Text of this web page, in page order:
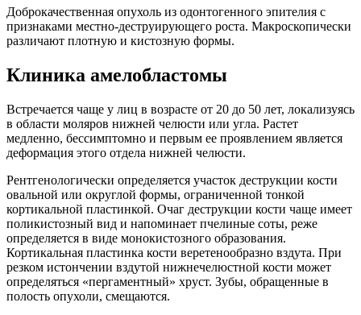
Доброкачественная опухоль из одонтогенного эпителия с
признаками местно-деструирующего роста. Макроскопически
различают плотную и кистозную формы.
Клиника амелобластомы
Встречается чаще у лиц в возрасте от 20 до 50 лет, локализуясь
в области моляров нижней челюсти или угла. Растет
медленно, бессимптомно и первым ее проявлением является
деформация этого отдела нижней челюсти.
Рентгенологически определяется участок деструкции кости
овальной или округлой формы, ограниченной тонкой
кортикальной пластинкой. Очаг деструкции кости чаще имеет
поликистозный вид и напоминает пчелиные соты, реже
определяется в виде монокистозного образования.
Кортикальная пластинка кости веретенообразно вздута. При
резком истончении вздутой нижнечелюстной кости может
определяться «пергаментный» хруст. Зубы, обращенные в
полость опухоли, смещаются.